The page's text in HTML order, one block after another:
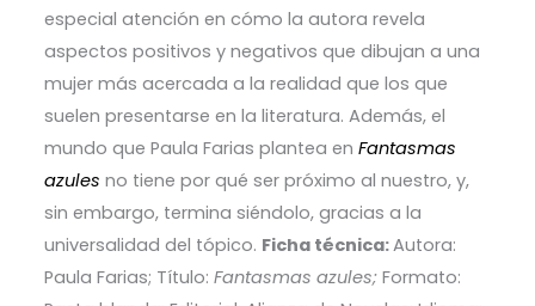
especial atención en cómo la autora revela
aspectos positivos y negativos que dibujan a una
mujer más acercada a la realidad que los que
suelen presentarse en la literatura. Además, el
mundo que Paula Farias plantea en Fantasmas
azules no tiene por qué ser próximo al nuestro, y,
sin embargo, termina siéndolo, gracias a la
universalidad del tópico. Ficha técnica:Autora:
Paula Farias; Título: Fantasmas azules; Formato: